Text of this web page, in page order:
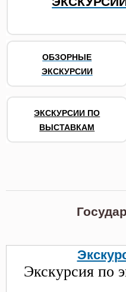
ОБЗОРНЫЕ
ЭКСКУРСИИ
ЭКСКУРСИИ ПО
ВЫСТАВКАМ
Экскурсия по